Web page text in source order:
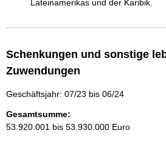
Lateinamerikas und der Karibik.
Schenkungen und sonstige
Zuwendungen
Geschäftsjahr: 07/23 bis 06/24
Gesamtsumme:
53.920.001 bis 53.930.000 Euro